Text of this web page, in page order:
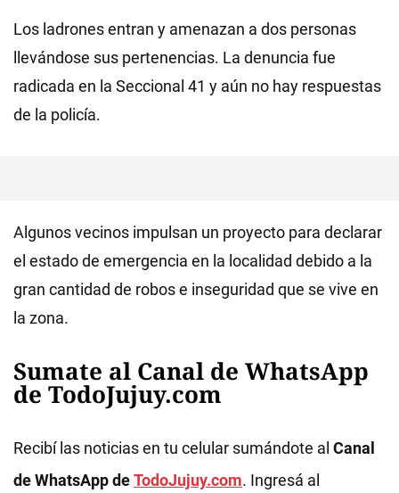
Los ladrones entran y amenazan a dos personas
llevándose sus pertenencias. La denuncia fue
radicada en la Seccional 41 y aún no hay respuestas
de la policía.
Algunos vecinos impulsan un proyecto para declarar
el estado de emergencia en la localidad debido a la
gran cantidad de robos e inseguridad que se vive en
la zona.
Sumate al Canal de WhatsApp
de TodoJujuy.com
Recibí las noticias en tu celular sumándote al Canal
de WhatsApp deTodoJujuy.com. Ingresá al